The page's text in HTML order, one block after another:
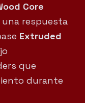
Core
respuesta
Extruded
que
durante